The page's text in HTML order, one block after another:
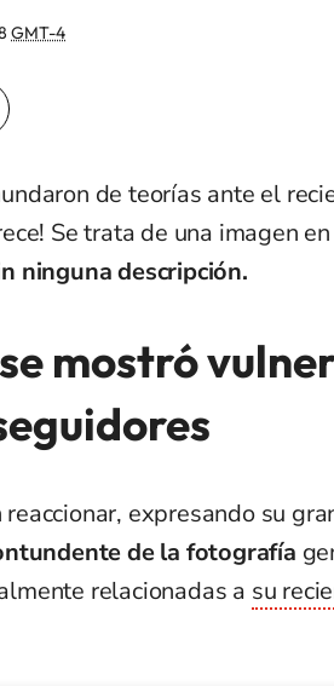
GMT-4
de teorías ante el
Se trata de una imagen
ninguna descripción.
mostró
expresando su
de la fotografía
relacionadas a su